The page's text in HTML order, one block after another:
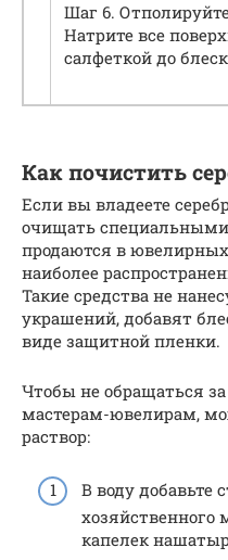
Шаг 6.
Натрите все
салфеткой до
Как почистить
Если вы владеете
очищать
продаются в
наиболее
Такие средства не
украшений, добавят
виде защитной пленки.
Чтобы не обращаться
мастерам-ювелирам,
раствор:
В воду добавьте
хозяйственного
капелек